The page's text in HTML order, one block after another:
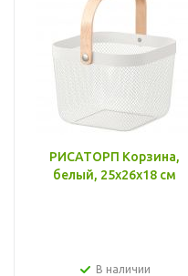
РИСАТОРП Корзина,
белый, 25x26x18 см
В наличии